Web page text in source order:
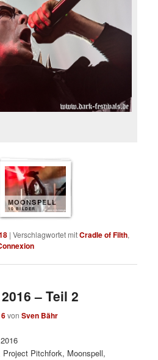
MOONSPELL
10 BILDER
|Verschlagwortet mitCradle of Filth,
– Teil 2
vonSven Bähr
Pitchfork, Moonspell,